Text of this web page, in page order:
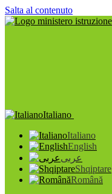
Salta al contenuto
Italiano
Italiano
English
عربى
Shqiptare
Română